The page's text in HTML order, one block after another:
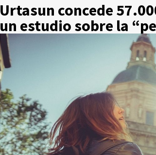
Urtasun concede
un estudio sobre la